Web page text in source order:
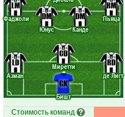
Бишт
Азман
Миретти
де Лигт
Фаджоли
Юнус
Канде
Пьяца
GK
LD
CD
RD
LM
DM
DM
RM
Стоимость команд